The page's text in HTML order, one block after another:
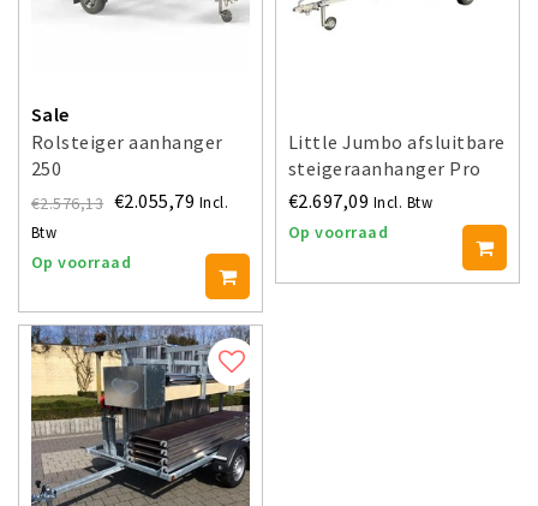
Sale
Rolsteiger aanhanger
250
€2.576,13 €2.055,79 Incl.
Btw
Op voorraad
Little Jumbo afsluitbare
steigeraanhanger Pro
250
€2.697,09 Incl. Btw
Op voorraad